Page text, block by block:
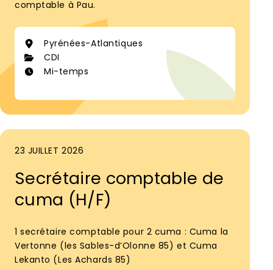
comptable à Pau.
Pyrénées-Atlantiques
CDI
Mi-temps
23 JUILLET 2026
Secrétaire comptable de
cuma (H/F)
1 secrétaire comptable pour 2 cuma : Cuma la
Vertonne (les Sables-d’Olonne 85) et Cuma
Lekanto (Les Achards 85)